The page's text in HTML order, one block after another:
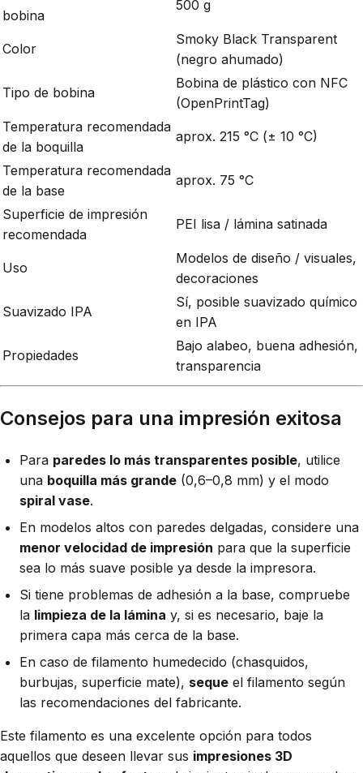
bobina
500 g
Color
Smoky Black Transparent
(negro ahumado)
Tipo de bobina
Bobina de plástico con NFC
(OpenPrintTag)
Temperatura recomendada
de la boquilla
aprox. 215 °C (± 10 °C)
Temperatura recomendada
de la base
aprox. 75 °C
Superficie de impresión
recomendada
PEI lisa / lámina satinada
Uso
Modelos de diseño / visuales,
decoraciones
Suavizado IPA
Sí, posible suavizado químico
en IPA
Propiedades
Bajo alabeo, buena adhesión,
transparencia
Consejos para una impresión exitosa
Para paredes lo más transparentes posible, utilice
una boquilla más grande (0,6–0,8 mm) y el modo
spiral vase.
En modelos altos con paredes delgadas, considere una
menor velocidad de impresión para que la superficie
sea lo más suave posible ya desde la impresora.
Si tiene problemas de adhesión a la base, compruebe
la limpieza de la lámina y, si es necesario, baje la
primera capa más cerca de la base.
En caso de filamento humedecido (chasquidos,
burbujas, superficie mate), seque el filamento según
las recomendaciones del fabricante.
Este filamento es una excelente opción para todos
aquellos que deseen llevar sus impresiones 3D